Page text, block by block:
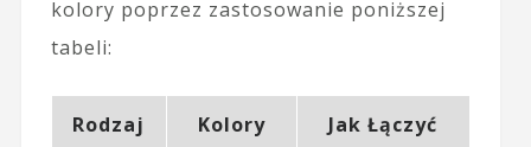
kolory poprzez zastosowanie poniższej
tabeli:
Rodzaj
Kolory Jak Łączyć